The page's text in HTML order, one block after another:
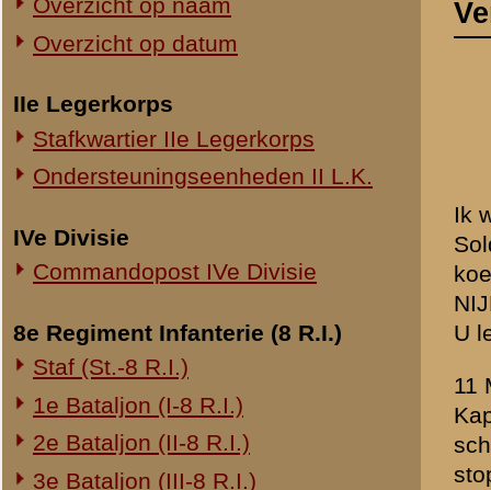
Commandopost IVe Divisie
8e Regiment Infanterie (8 R.I.)
1e Bataljon (I-8 R.I.)
2e Bataljon (II-8 R.I.)
3e Bataljon (III-8 R.I.)
Ondersteuningseenheden 8 R.I.
2e Bataljon (II-11 R.I.)
3e Bataljon (III-11 R.I.)
19e Regiment Infanterie (19 R.I.)
Staf (St.-19 R.I.)
1e Bataljon (I-19 R.I.)
2e Bataljon (II-19 R.I.)
3e Bataljon (III-19 R.I.)
Ondersteuningseenheden 19 R.I.
koepel bestond uit 1
NIJHUIS, AALTING of
schuin rechts achter mijn
stopsectie waarschijnlijk
Ik kan mij niet precies
werd.
Soldaat ESHUIS ken ik
Van ontvangen vuur op
De aanvoer van munitie
verzoek van Kapitein
Zondagmiddag heb ik bij
In den loop van
onder dit vuur gelegen.
menschen waren goed
opstellingen lagen
hadden een borst- en
schietgaten